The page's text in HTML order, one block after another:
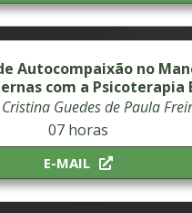
Autocompaixão no
com a Psicoterapia
Guedes de Paula
07 horas
E-MAIL